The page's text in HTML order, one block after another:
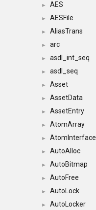
► AES
► AESFile
► AliasTrans
► arc
► asdl_int_seq
► asdl_seq
► Asset
► AssetData
► AssetEntry
► AtomArray
► AtomInterface
► AutoAlloc
► AutoBitmap
► AutoFree
► AutoLock
► AutoLocker